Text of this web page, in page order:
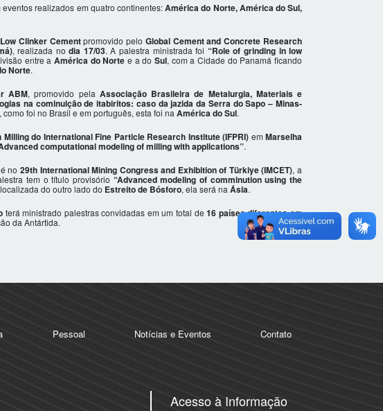
realizados em quatro continentes:América do Norte, América do Sul,
Clinker Cementpromovido pelo Global Cement and Concrete Research
, realizada nodia 17/03. A palestra ministrada foi “Role of grinding in low
entre aAmérica do Norte e a doSul, com a Cidade do Panamá ficando
Norte.
ABM, promovido pela Associação Brasileira de Metalurgia, Materiais e
na cominuição de itabiritos: caso da jazida da Serra do Sapo – Minas-
, como foi no Brasil e em português, esta foi na América do Sul.
Milling do International Fine Particle Research Institute (IFPRI) em Marselha
computational modeling of milling with applications”.
é no29th International Mining Congress and Exhibition of Türkiye (IMCET), a
tem o título provisório “Advanced modeling of comminution using the
do outro lado do Estreito de Bósforo, ela será na Ásia.
terá ministrado palestras convidadas em um total de16 países diferentesem
da Antártida.
Pessoal Notícias e Eventos Contato
Acesso à Informação